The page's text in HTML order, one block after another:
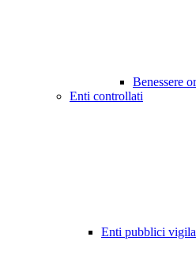
Benessere
Enti controllati
Enti pubblici